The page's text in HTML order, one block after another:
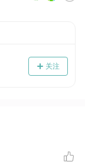
关注